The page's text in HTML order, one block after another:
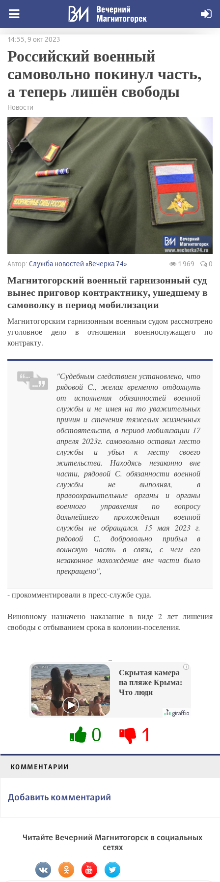
14:55, 9 окт 2023
Российский военный
самовольно покинул часть,
а теперь лишён свободы
Новости
Автор: Служба новостей «Вечерка 74» 1 969 0
Магнитогорский военный гарнизонный суд
вынес приговор контрактнику, ушедшему в
самоволку в период мобилизации
Магнитогорским гарнизонным военным судом рассмотрено
уголовное дело в отношении военнослужащего по
контракту.
"Судебным следствием установлено, что
рядовой С., желая временно отдохнуть
от исполнения обязанностей военной
службы и не имея на то уважительных
причин и стечения тяжелых жизненных
обстоятельств, в период мобилизации 17
апреля 2023г. самовольно оставил место
службы и убыл к месту своего
жительства. Находясь незаконно вне
части, рядовой С. обязанности военной
службы не выполнял, в
правоохранительные органы и органы
военного управления по вопросу
дальнейшего прохождения военной
службы не обращался. 15 мая 2023 г.
рядовой С. добровольно прибыл в
воинскую часть в связи, с чем его
незаконное нахождение вне части было
прекращено",
- прокомментировали в пресс-службе суда.
Виновному назначено наказание в виде 2 лет лишения
свободы с отбыванием срока в колонии-поселения.
i
Скрытая камера
на пляже Крыма:
Что люди
их не видят...
0 1
КОММЕНТАРИИ
Добавить комментарий
Читайте Вечерний Магнитогорск в социальных
сетях